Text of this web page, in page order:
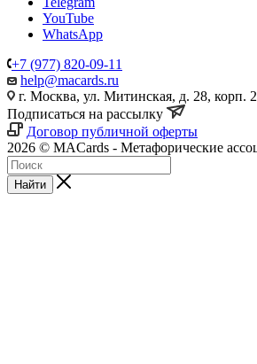
YouTube
WhatsApp
+7 (977) 820-09-11
help@macards.ru
г. Москва, ул. Митинская, д. 28, корп. 2
Подписаться на рассылку
Договор публичной оферты
2026 © MACards - Метафорические
Найти